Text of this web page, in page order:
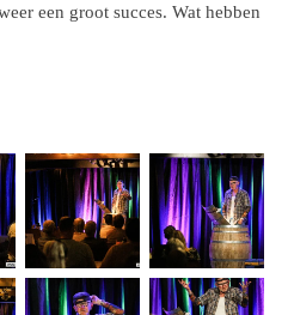
een groot succes. Wat hebben